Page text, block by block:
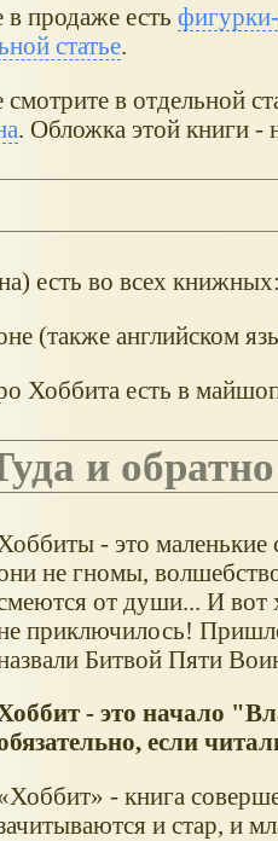
в продаже есть
статье.
в отдельной
. Обложка этой книги -
есть во всех книжных:
(также английском
Хоббита есть в
и обратно
- это маленькие
не гномы,
от души... И вот
приключилось!
Битвой Пяти
- это начало
если
Хоббит
- книга
и стар, и